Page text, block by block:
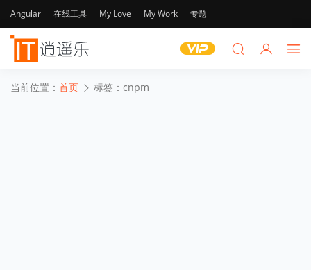
Angular 在线工具 My Love My Work 专题
当前位置： 首页 标签：cnpm